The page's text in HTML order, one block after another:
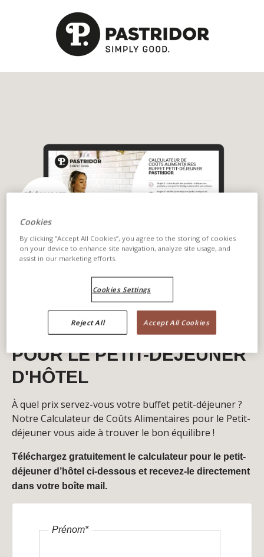
CALCULATEUR GRATUIT
DE COÛTS ALIMENTAIRES
POUR LE PETIT-DÉJEUNER
D'HÔTEL
À quel prix servez-vous votre buffet petit-déjeuner ?
Notre Calculateur de Coûts Alimentaires pour le Petit-
déjeuner vous aide à trouver le bon équilibre !
Téléchargez gratuitement le calculateur pour le petit-
déjeuner d’hôtel ci-dessous et recevez-le directement
dans votre boîte mail.
Prénom*
Cookies
By clicking “Accept All Cookies”, you agree to the storing of cookies
on your device to enhance site navigation, analyze site usage, and
assist in our marketing efforts.
Cookies Settings
Reject All Accept All Cookies